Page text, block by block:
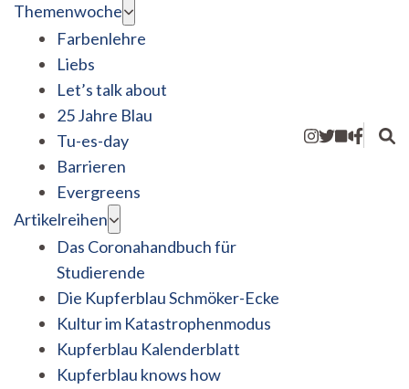
Themenwoche
Farbenlehre
Liebs
Let’s talk about
25 Jahre Blau
Tu-es-day
Barrieren
Evergreens
Artikelreihen
Das Coronahandbuch für
Studierende
Die Kupferblau Schmöker-Ecke
Kultur im Katastrophenmodus
Kupferblau Kalenderblatt
Kupferblau knows how